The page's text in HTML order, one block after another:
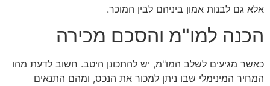
אלא גם לבנות אמון ביניהם לבין המוכר.
הכנה למו"מ והסכם מכירה
כאשר מגיעים לשלב המו"מ, יש להתכונן היטב. חשוב לדעת מהו
המחיר המינימלי שבו ניתן למכור את הנכס, ומהם התנאים